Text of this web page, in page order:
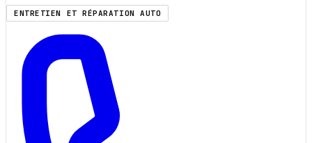
ENTRETIEN ET RÉPARATION AUTO